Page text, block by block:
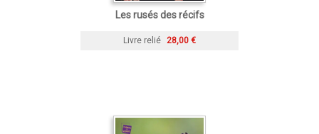
Les rusés des récifs
Livre relié 28,00 €